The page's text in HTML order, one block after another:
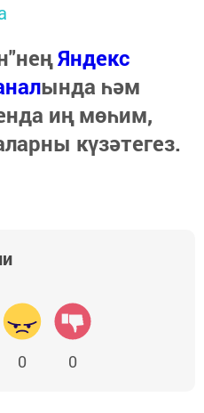
Яндекс
ында һәм
иң мөһим,
күзәтегез.
0 0